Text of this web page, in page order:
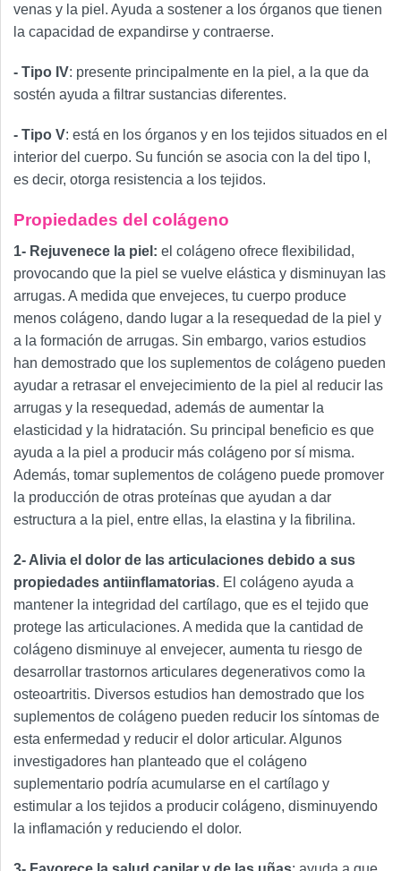
venas y la piel. Ayuda a sostener a los órganos que tienen
la capacidad de expandirse y contraerse.
- Tipo IV: presente principalmente en la piel, a la que da
sostén ayuda a filtrar sustancias diferentes.
- Tipo V: está en los órganos y en los tejidos situados en el
interior del cuerpo. Su función se asocia con la del tipo I,
es decir, otorga resistencia a los tejidos.
Propiedades del colágeno
1- Rejuvenece la piel: el colágeno ofrece flexibilidad,
provocando que la piel se vuelve elástica y disminuyan las
arrugas. A medida que envejeces, tu cuerpo produce
menos colágeno, dando lugar a la resequedad de la piel y
a la formación de arrugas. Sin embargo, varios estudios
han demostrado que los suplementos de colágeno pueden
ayudar a retrasar el envejecimiento de la piel al reducir las
arrugas y la resequedad, además de aumentar la
elasticidad y la hidratación. Su principal beneficio es que
ayuda a la piel a producir más colágeno por sí misma.
Además, tomar suplementos de colágeno puede promover
la producción de otras proteínas que ayudan a dar
estructura a la piel, entre ellas, la elastina y la fibrilina.
2- Alivia el dolor de las articulaciones debido a sus
propiedades antiinflamatorias. El colágeno ayuda a
mantener la integridad del cartílago, que es el tejido que
protege las articulaciones. A medida que la cantidad de
colágeno disminuye al envejecer, aumenta tu riesgo de
desarrollar trastornos articulares degenerativos como la
osteoartritis. Diversos estudios han demostrado que los
suplementos de colágeno pueden reducir los síntomas de
esta enfermedad y reducir el dolor articular. Algunos
investigadores han planteado que el colágeno
suplementario podría acumularse en el cartílago y
estimular a los tejidos a producir colágeno, disminuyendo
la inflamación y reduciendo el dolor.